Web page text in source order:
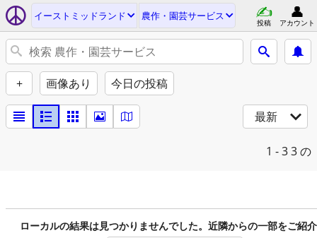
イーストミッドランド 農作・園芸サービス
投稿 アカウント
+ 画像あり 今日の投稿
最新
1 - 33 の
ローカルの結果は見つかりませんでした。近隣からの一部をご紹介